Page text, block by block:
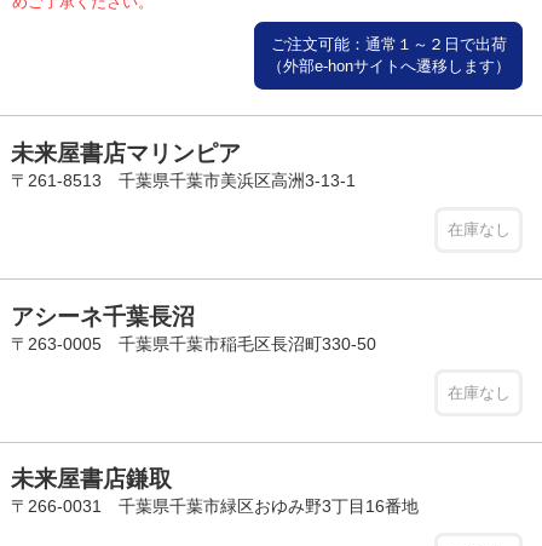
ご注文可能：通常１～２日で出荷
（外部e-honサイトへ遷移します）
未来屋書店マリンピア
〒261-8513 千葉県千葉市美浜区高洲3-13-1
在庫なし
アシーネ千葉長沼
〒263-0005 千葉県千葉市稲毛区長沼町330-50
在庫なし
未来屋書店鎌取
〒266-0031 千葉県千葉市緑区おゆみ野3丁目16番地